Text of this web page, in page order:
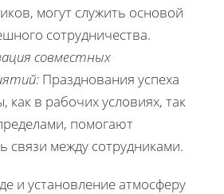
могут служить основой
сотрудничества.
совместных
Празднования успеха
как в рабочих условиях, так
помогают
связи между сотрудниками.
и установление атмосферу